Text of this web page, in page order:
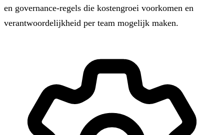
en governance-regels die kostengroei voorkomen en
verantwoordelijkheid per team mogelijk maken.